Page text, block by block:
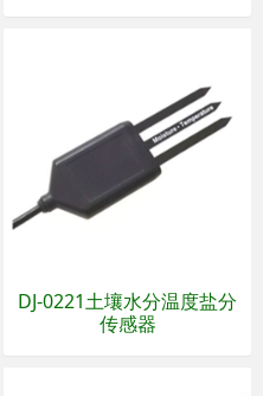
DJ-0221土壤水分温度盐分
传感器